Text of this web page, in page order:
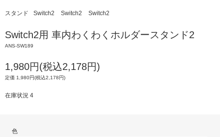
スタンド Switch2 Switch2 Switch2
Switch2用 車内わくわくホルダースタンド2
ANS-SW189
1,980円(税込2,178円)
定価 1,980円(税込2,178円)
在庫状況 4
色